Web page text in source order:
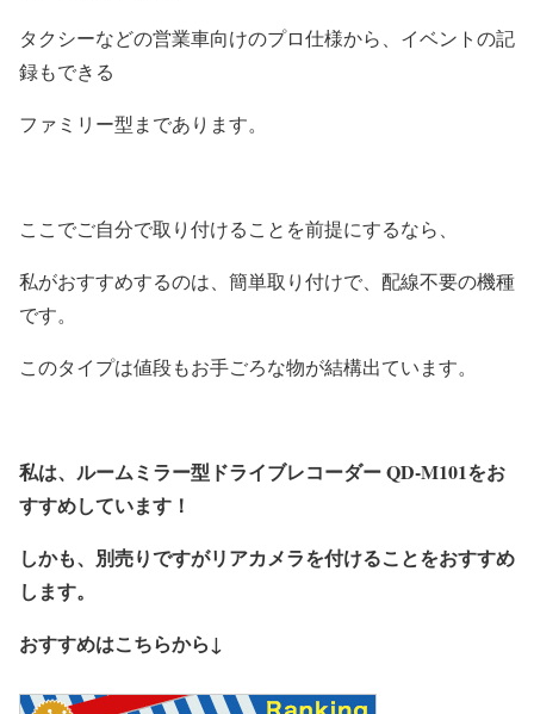
タクシーなどの営業車向けのプロ仕様から、イベントの記
録もできる
ファミリー型まであります。
ここでご自分で取り付けることを前提にするなら、
私がおすすめするのは、簡単取り付けで、配線不要の機種
です。
このタイプは値段もお手ごろな物が結構出ています。
私は、ルームミラー型ドライブレコーダー QD-M101をお
すすめしています！
しかも、別売りですがリアカメラを付けることをおすすめ
します。
おすすめはこちらから↓